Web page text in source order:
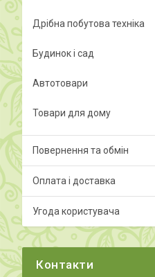
Дрібна побутова техніка
Будинок і сад
Автотовари
Товари для дому
Повернення та обмін
Оплата і доставка
Угода користувача